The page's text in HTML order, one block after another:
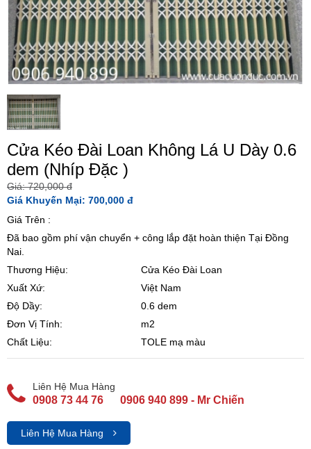
Cửa Kéo Đài Loan Không Lá U Dày 0.6
dem (Nhíp Đặc )
Giá: 720,000 đ
Giá Khuyến Mại: 700,000 đ
Giá Trên :
Đã bao gồm phí vận chuyển + công lắp đặt hoàn thiện Tại Đồng
Nai.
Thương Hiệu:
Cửa Kéo Đài Loan
Xuất Xứ:
Việt Nam
Độ Dầy:
0.6 dem
Đơn Vị Tính:
m2
Chất Liệu:
TOLE mạ màu
Liên Hệ Mua Hàng
0908 73 44 76 0906 940 899 - Mr Chiến
Liên Hệ Mua Hàng